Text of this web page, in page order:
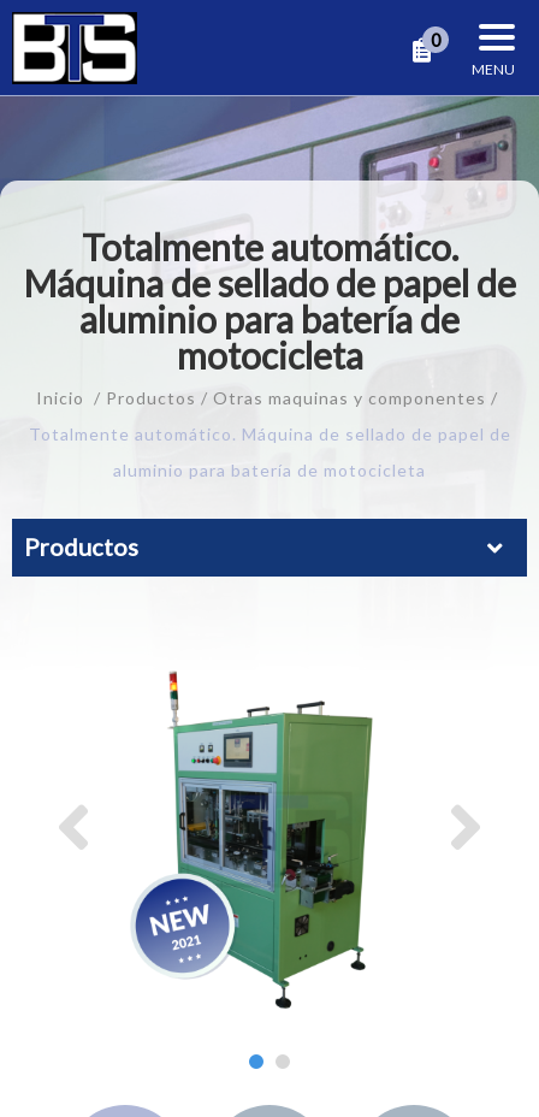
0
Totalmente automático.
Máquina de sellado de papel de
aluminio para batería de
motocicleta
Inicio Productos
Otras maquinas y componentes
Totalmente automático. Máquina de sellado de papel de
aluminio para batería de motocicleta
Productos
Panel de gestión de cookies